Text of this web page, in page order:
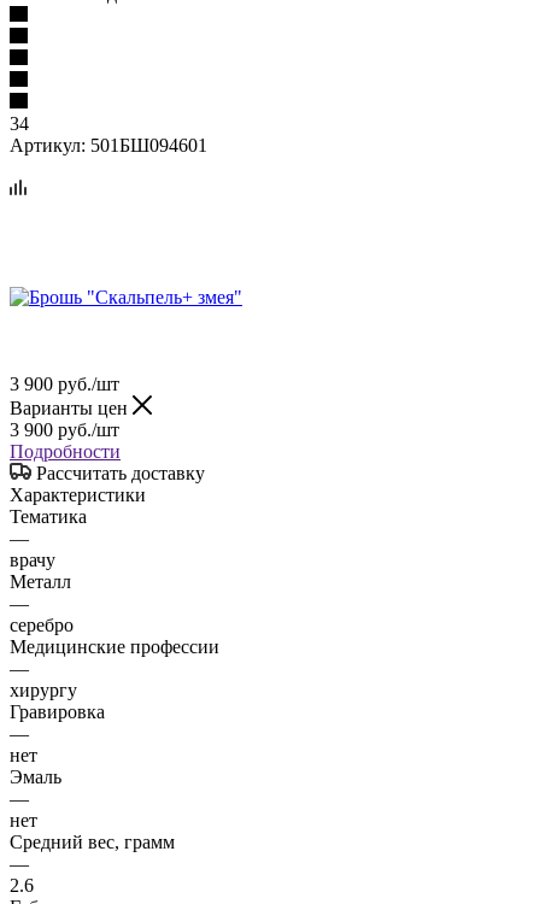
34
Артикул: 501БШ094601
3 900 руб./шт
Варианты цен
3 900 руб./шт
Подробности
Рассчитать доставку
Характеристики
Тематика
—
врачу
Металл
—
серебро
Медицинские профессии
—
хирургу
Гравировка
—
нет
Эмаль
—
нет
Средний вес, грамм
—
2.6